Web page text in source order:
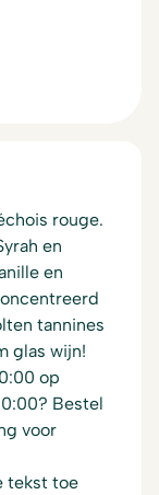
rouge.
en
en
tannines
glas wijn!
op
Bestel
voor
tekst toe